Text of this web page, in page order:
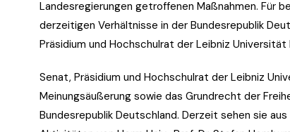
Landesregierungen getroffenen Maßnahmen. Für
derzeitigen Verhältnisse in der Bundesrepublik
Präsidium und Hochschulrat der Leibniz
Senat, Präsidium und Hochschulrat der Leibniz
Meinungsäußerung sowie das Grundrecht der
Bundesrepublik Deutschland. Derzeit sehen sie